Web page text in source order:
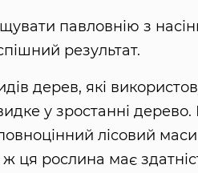
павловнію з
результат.
дерев, які
у зростанні
лісовий
ця рослина має